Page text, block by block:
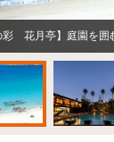
彩 花月亭】庭園を囲